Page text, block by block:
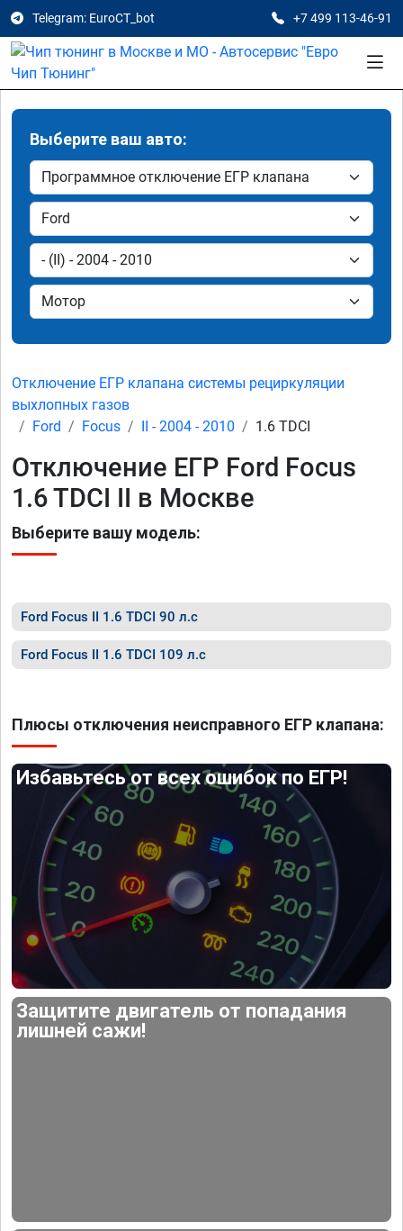
Telegram: EuroCT_bot +7 499 113-46-91
Выберите ваш авто:
Отключение ЕГР клапана системы рециркуляции
выхлопных газов
Ford
Focus II - 2004 - 2010 1.6 TDCI
Отключение ЕГР Ford Focus
1.6 TDCI II в Москве
Выберите вашу модель:
Ford Focus II 1.6 TDCI 90 л.с
Ford Focus II 1.6 TDCI 109 л.с
Плюсы отключения неисправного ЕГР клапана:
Избавьтесь от всех ошибок по ЕГР!
Защитите двигатель от попадания
лишней сажи!